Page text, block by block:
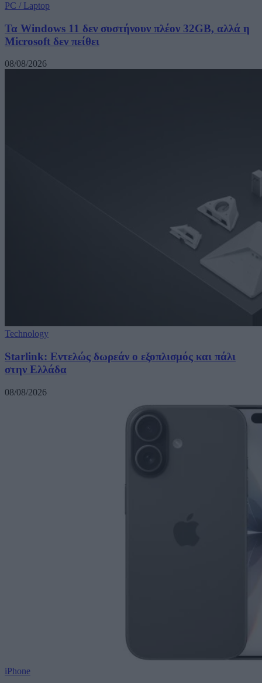
PC / Laptop
Τα Windows 11 δεν συστήνουν πλέον 32GB, αλλά η
Microsoft δεν πείθει
08/08/2026
Technology
Starlink: Εντελώς δωρεάν ο εξοπλισμός και πάλι
στην Ελλάδα
08/08/2026
iPhone